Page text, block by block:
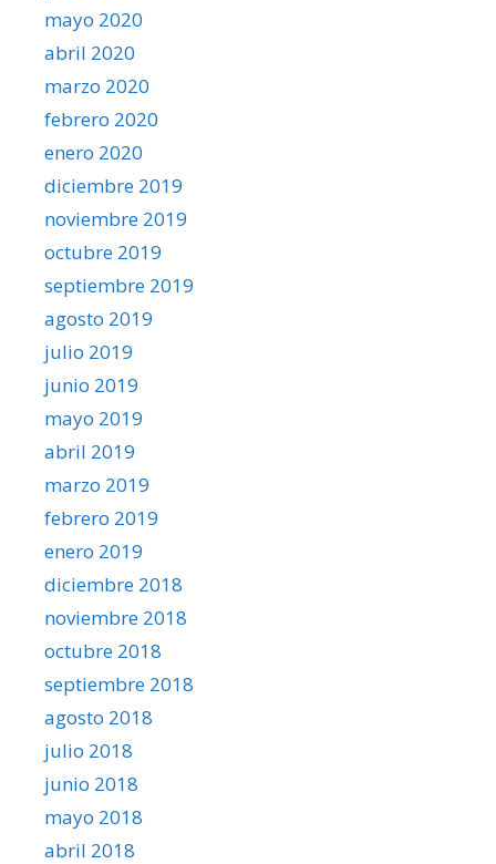
mayo 2020
abril 2020
marzo 2020
febrero 2020
enero 2020
diciembre 2019
noviembre 2019
octubre 2019
septiembre 2019
agosto 2019
julio 2019
junio 2019
mayo 2019
abril 2019
marzo 2019
febrero 2019
enero 2019
diciembre 2018
noviembre 2018
octubre 2018
septiembre 2018
agosto 2018
julio 2018
junio 2018
mayo 2018
abril 2018